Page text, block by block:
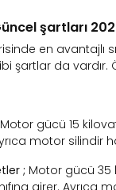
şartları
en
şartlar da vardır.
Motor gücü 15
motor
; Motor gücü 35
girer. Ayrıca